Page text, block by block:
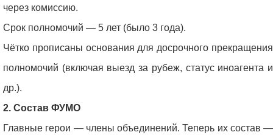
через комиссию.
Срок полномочий — 5 лет (было 3 года).
Чётко прописаны основания для досрочного прекращения
полномочий (включая выезд за рубеж, статус иноагента и
др.).
2. Состав ФУМО
Главные герои — члены объединений. Теперь их состав —